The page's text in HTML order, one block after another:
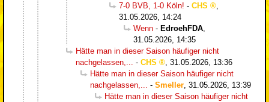
7-0 BVB, 1-0 Köln! - CHS
31.05.2026, 14:24
Wenn - EdroehFDA
31.05.2026, 14:35
Hätte man in dieser Saison häufiger nicht
nachgelassen,...
- CHS
31.05.2026, 13:36
Hätte man in dieser Saison häufiger nicht
nachgelassen,...
- Smeller 31.05.2026, 13:39
Hätte man in dieser Saison häufiger nicht